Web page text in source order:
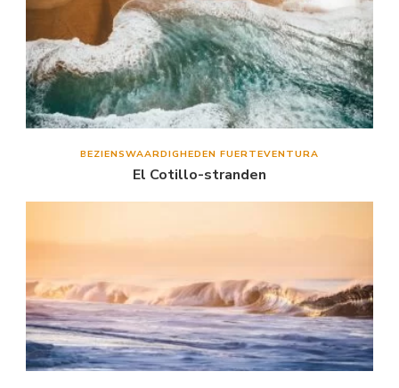
BEZIENSWAARDIGHEDEN FUERTEVENTURA
El Cotillo-stranden